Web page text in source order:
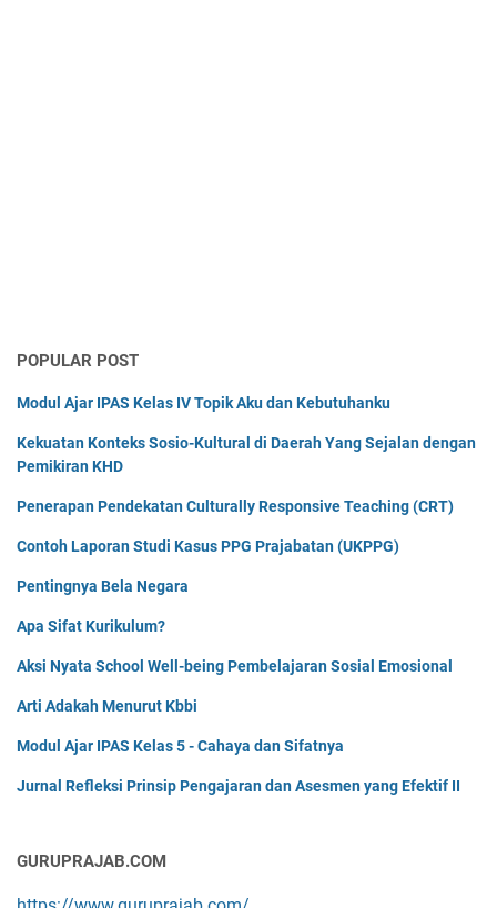
POPULAR POST
Modul Ajar IPAS Kelas IV Topik Aku dan Kebutuhanku
Kekuatan Konteks Sosio-Kultural di Daerah Yang Sejalan dengan
Pemikiran KHD
Penerapan Pendekatan Culturally Responsive Teaching (CRT)
Contoh Laporan Studi Kasus PPG Prajabatan (UKPPG)
Pentingnya Bela Negara
Apa Sifat Kurikulum?
Aksi Nyata School Well-being Pembelajaran Sosial Emosional
Arti Adakah Menurut Kbbi
Modul Ajar IPAS Kelas 5 - Cahaya dan Sifatnya
Jurnal Refleksi Prinsip Pengajaran dan Asesmen yang Efektif II
GURUPRAJAB.COM